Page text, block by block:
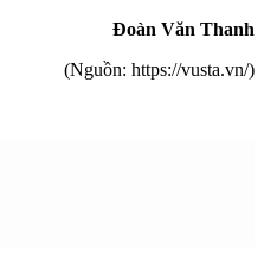
Đoàn Văn Thanh
(Nguồn: https://vusta.vn/)